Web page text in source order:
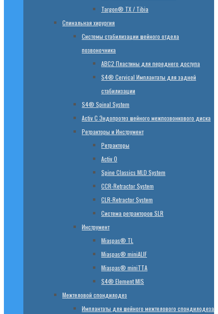
Targon® TX / Tibia
Спинальная хирургия
Системы стабилизации шейного отдела
позвоночника
ABC2 Пластины для переднего доступа
S4® Cervical Имплантаты для задней
стабилизации
S4® Spinal System
Activ C Эндопротез шейного межпозвонкового диска
Ретракторы и Инструмент
Ретракторы
Activ O
Spine Classics MLD System
CСR-Retractor System
CLR-Retractor System
Система ретракторов SLR
Инструмент
Miaspas® TL
Miaspas® miniALIF
Miaspas® miniTTA
S4® Element MIS
Межтеловой спондилодез
Имплантаты для шейного межтелового спондилодеза